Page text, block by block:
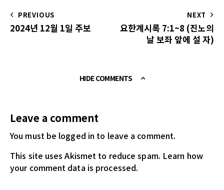
PREVIOUS
2024년 12월 1일 주보
NEXT
요한계시록 7:1~8 (진노의
날 보좌 앞에 설 자)
HIDE COMMENTS
Leave a comment
You must be logged in to leave a comment.
This site uses Akismet to reduce spam. Learn how
your comment data is processed.